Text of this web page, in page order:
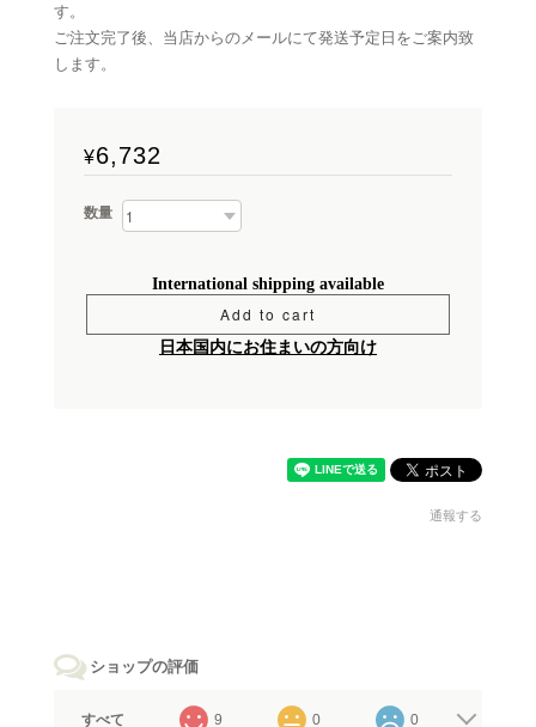
す。
ご注文完了後、当店からのメールにて発送予定日をご案内致
します。
¥6,732
数量
International shipping available
Add to cart
日本国内にお住まいの方向け
通報する
ショップの評価
すべて 9 0 0